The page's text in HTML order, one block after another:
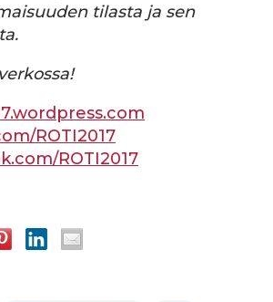
tilasta ja sen
ROTI2017
ROTI2017